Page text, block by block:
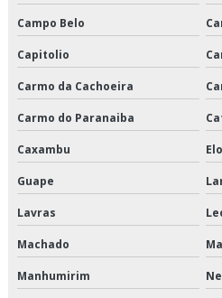
Logística de alimentos congelados
Logística de alimentos
Logística de alimentos em sp
Logística de alimentos preço
Logística de alimentos são paulo
Logística de alimentos valor
Logística de entrega de alimentos
Campo Belo
Capitolio
Carmo da Cachoeira
Carmo do Paranaiba
Caxambu
Guape
Lavras
Machado
Manhumirim